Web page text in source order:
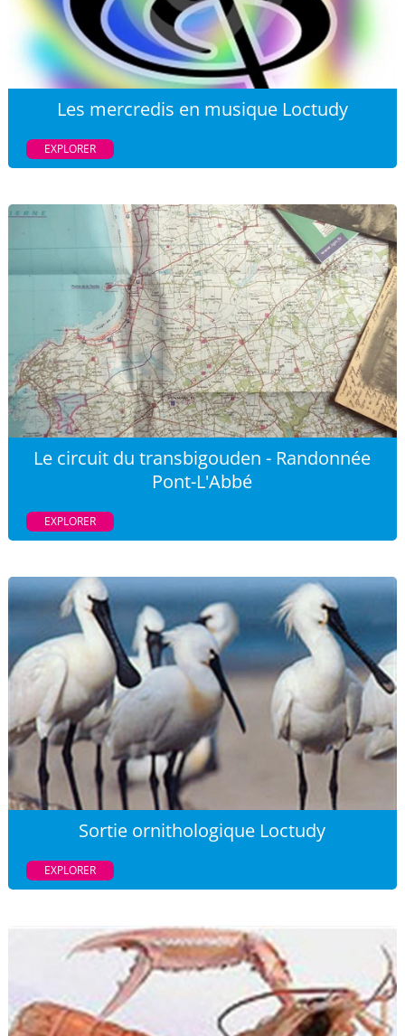
Les mercredis en musique Loctudy
EXPLORER
Le circuit du transbigouden - Randonnée
Pont-L'Abbé
EXPLORER
Sortie ornithologique Loctudy
EXPLORER